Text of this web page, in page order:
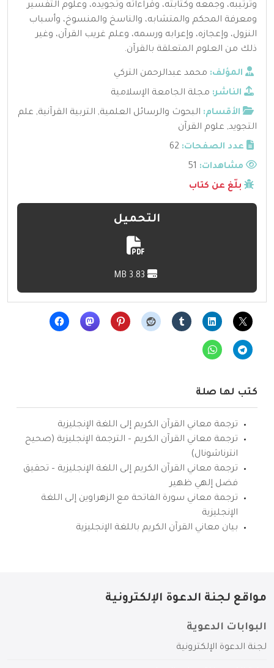
وترتيبه، وجمعه وكتابته، وقراءاته وتجويده، وعلوم التفسير
ومعرفة المحكم والمتشابه، والناسخ والمنسوخ، وأسباب
النزول، وإعجازه، وإعرابه ورسمه، وعلم غريب القرآن، وغير
ذلك من العلوم المتعلقة بالقرآن.
المؤلف: محمد عبدالرحمن التركي
الناشر: مجلة الجامعة الإسلامية
الأقسام: البحوث والرسائل العلمية, التربية القرآنية, علم
التجويد, علوم القرآن
عدد الصفحات: 62
مشاهدات:
بلّغ عن كتاب
التحميل
كتب لها صلة
ترجمة معاني القرآن الكريم إلى اللغة الإنجليزية
ترجمة معاني القرآن الكريم – الترجمة الإنجليزية (صحيح
انترناشونال)
ترجمة معاني القرآن الكريم إلى اللغة الإنجليزية – تحقيق
فضل إلهي ظهير
ترجمة معاني سورة الفاتحة مع الزهراوين إلى اللغة
الإنجليزية
بيان معاني القرآن الكريم باللغة الإنجليزية
مواقع لجنة الدعوة الإلكترونية
البوابات الدعوية
لجنة الدعوة الإلكترونية